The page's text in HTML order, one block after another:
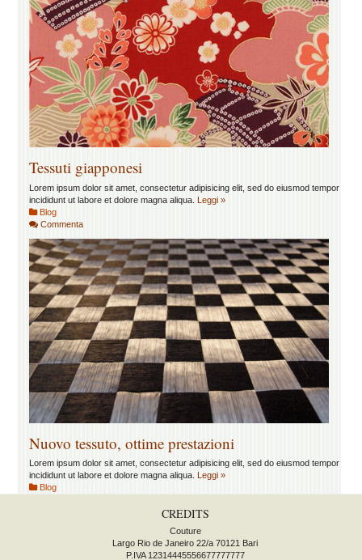
Tessuti giapponesi
Lorem ipsum dolor sit amet, consectetur adipisicing elit, sed do eiusmod tempor
incididunt ut labore et dolore magna aliqua. Leggi »
Blog
Commenta
Nuovo tessuto, ottime prestazioni
Lorem ipsum dolor sit amet, consectetur adipisicing elit, sed do eiusmod tempor
incididunt ut labore et dolore magna aliqua.
Leggi »
Blog
CREDITS
Couture
Largo Rio de Janeiro 22/a 70121 Bari
P.IVA 12314445556677777777